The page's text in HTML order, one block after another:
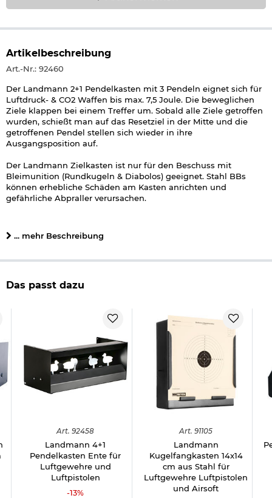
Artikelbeschreibung
Art.-Nr.: 92460
Der Landmann 2+1 Pendelkasten mit 3 Pendeln eignet sich für
Luftdruck- & CO2 Waffen bis max. 7,5 Joule. Die beweglichen
Ziele klappen bei einem Treffer um. Sobald alle Ziele getroffen
wurden, schießt man auf das Resetziel in der Mitte und die
getroffenen Pendel stellen sich wieder in ihre
Ausgangsposition auf.
Der Landmann Zielkasten ist nur für den Beschuss mit
Bleimunition (Rundkugeln & Diabolos) geeignet. Stahl BBs
können erhebliche Schäden am Kasten anrichten und
gefährliche Abpraller verursachen.
4 Pendelziele (Wildschwein)
Löcher für Wandmontage
Maße: ca. 29 x 22 x 20 cm
Gewicht: ca. 2770 g
Hinweis: Richtiger
Umgang mit Druckluft-, Federdruckwaffen und CO2-Waffen
... mehr Beschreibung
Das passt dazu
Art. 92458
Landmann 4+1
Pendelkasten Ente für
Luftgewehre und
Luftpistolen
-13%
Art. 91105
Landmann
Kugelfangkasten 14x14
cm aus Stahl für
Luftgewehre Luftpistolen
und Airsoft